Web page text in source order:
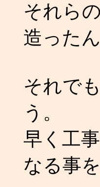
それら
造った
それで
う。
早く工
なる事